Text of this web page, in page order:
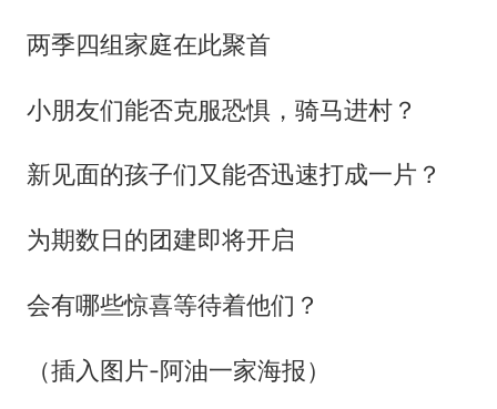
两季四组家庭在此聚首
小朋友们能否克服恐惧，骑马进村？
新见面的孩子们又能否迅速打成一片？
为期数日的团建即将开启
会有哪些惊喜等待着他们？
（插入图片-阿油一家海报）